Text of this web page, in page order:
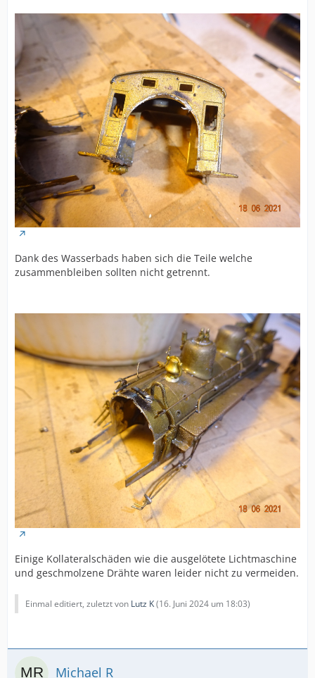
Dank des Wasserbads haben sich die Teile welche
zusammenbleiben sollten nicht getrennt.
Einige Kollateralschäden wie die ausgelötete Lichtmaschine
und geschmolzene Drähte waren leider nicht zu vermeiden.
Einmal editiert, zuletzt von Lutz K(16. Juni 2024 um 18:03)
Michael R